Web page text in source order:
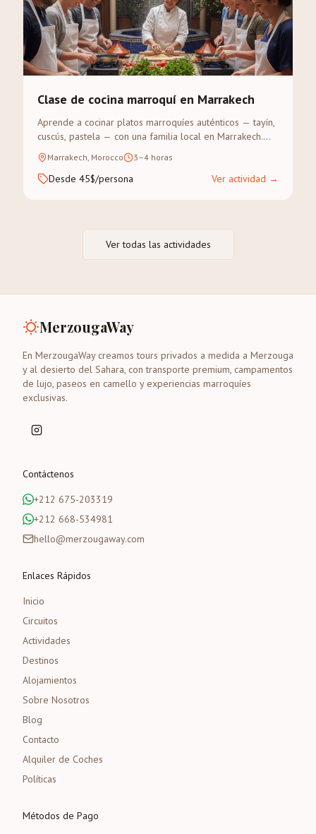
Clase de cocina marroquí en Marrakech
Aprende a cocinar platos marroquíes auténticos — tayín,
cuscús, pastela — con una familia local en Marrakech.
Incluye visita al zoco de las especias.
Marrakech, Morocco 3–4 horas
Desde 45$/persona Ver actividad →
Ver todas las actividades
MerzougaWay
En MerzougaWay creamos tours privados a medida a Merzouga
y al desierto del Sahara, con transporte premium, campamentos
de lujo, paseos en camello y experiencias marroquíes
exclusivas.
Contáctenos
+212 675-203319
+212 668-534981
hello@merzougaway.com
Enlaces Rápidos
Inicio
Circuitos
Actividades
Destinos
Alojamientos
Sobre Nosotros
Blog
Contacto
Alquiler de Coches
Políticas
Métodos de Pago